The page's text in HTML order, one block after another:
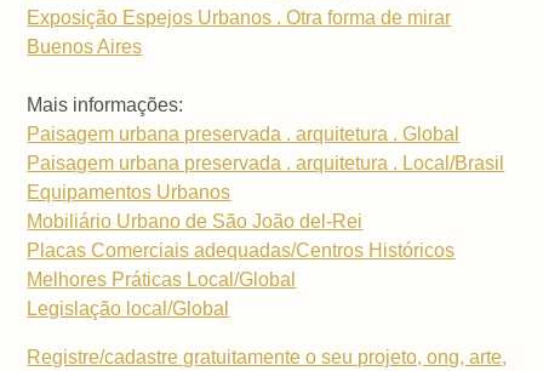
Exposição Espejos Urbanos . Otra forma de mirar
Buenos Aires
Mais informações:
Paisagem urbana preservada . arquitetura . Global
Paisagem urbana preservada . arquitetura . Local/Brasil
Equipamentos Urbanos
Mobiliário Urbano de São João del-Rei
Placas Comerciais adequadas/Centros Históricos
Melhores Práticas Local/Global
Legislação local/Global
Registre/cadastre gratuitamente o seu projeto, ong, arte,